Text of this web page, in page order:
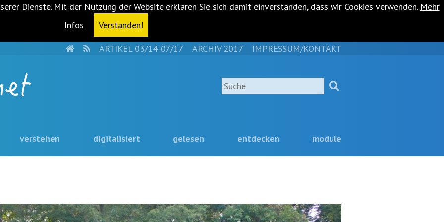
Dienste. Mit der Nutzung der Website erklären Sie sich damit einverstanden, dass wir Cookies verwenden. Mehr
Infos
Verstanden!
HOMERSSARTIKEL 03/14-07/17 ARCHIV 2017 IMPRESSUM/KONTAKT
Suche
verstehen digitalisiert gelesen entdecken module